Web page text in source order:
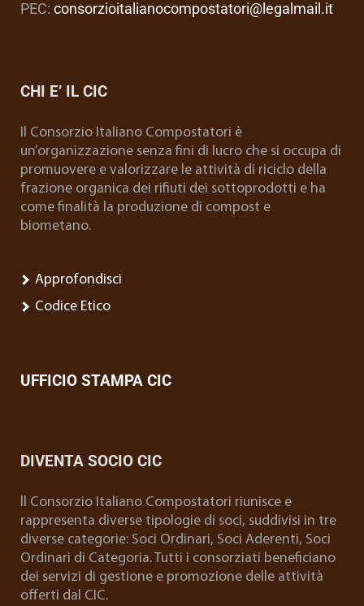
PEC: consorzioitalianocompostatori@legalmail.it
CHI E’ IL CIC
Il Consorzio Italiano Compostatori è
un’organizzazione senza fini di lucro che si occupa di
promuovere e valorizzare le attività di riciclo della
frazione organica dei rifiuti dei sottoprodotti e ha
come finalità la produzione di compost e
biometano.
Approfondisci
Codice Etico
UFFICIO STAMPA CIC
DIVENTA SOCIO CIC
ll Consorzio Italiano Compostatori riunisce e
rappresenta diverse tipologie di soci, suddivisi in tre
diverse categorie: Soci Ordinari, Soci Aderenti, Soci
Ordinari di Categoria. Tutti i consorziati beneficiano
dei servizi di gestione e promozione delle attività
offerti dal CIC.